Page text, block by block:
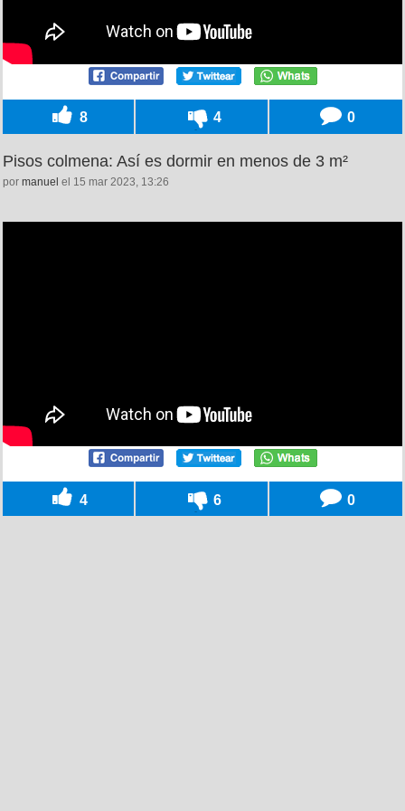
8 4 0
Pisos colmena: Así es dormir en menos de 3 m²
por manuel el 15 mar 2023, 13:26
4 6 0